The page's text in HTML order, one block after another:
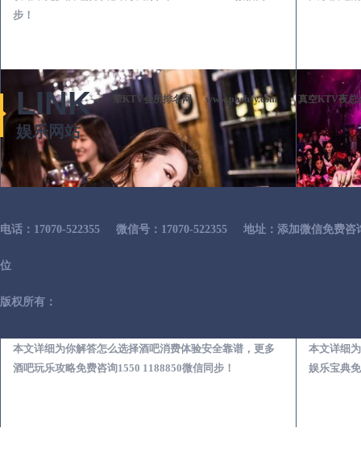
步！
本文详细为你解答怎么选择酒吧消费体验安全靠谱，更多
酒吧玩乐攻略免费咨询1550 1188850微信同步！
本文详细
娱乐宝典
LINK
娱乐网站
荤KTV会所排名网 www.phshsy.com 真空KTV夜总
电话：17070-522355 微信号：17070-522355 地址：添加微信免费咨
位
版权所有：